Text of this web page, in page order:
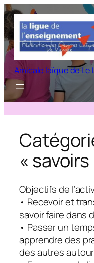
Aller
au
contenu
Amicale laïque de Le
«
Objectifs de
• Recevoir et
savoir­ faire dans
• Passer un
apprendre des
des autres